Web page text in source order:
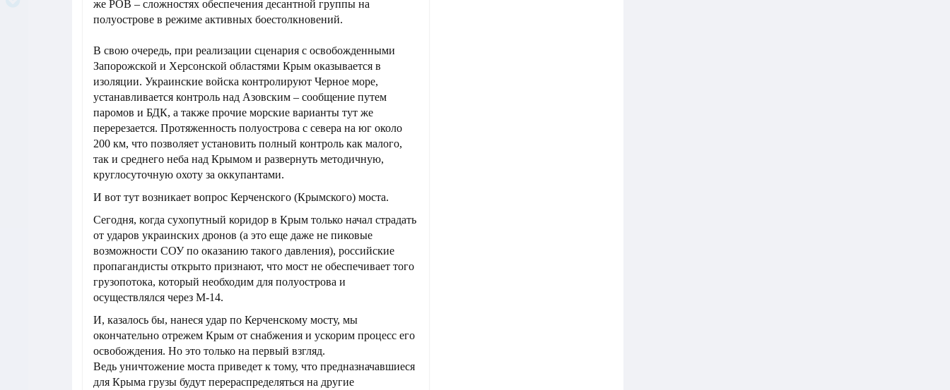
же РОВ – сложностях обеспечения десантной группы на
полуострове в режиме активных боестолкновений.
В свою очередь, при реализации сценария с освобожденными
Запорожской и Херсонской областями Крым оказывается в
изоляции. Украинские войска контролируют Черное море,
устанавливается контроль над Азовским – сообщение путем
паромов и БДК, а также прочие морские варианты тут же
перерезается. Протяженность полуострова с севера на юг около
200 км, что позволяет установить полный контроль как малого,
так и среднего неба над Крымом и развернуть методичную,
круглосуточную охоту за оккупантами.
И вот тут возникает вопрос Керченского (Крымского) моста.
Сегодня, когда сухопутный коридор в Крым только начал страдать
от ударов украинских дронов (а это еще даже не пиковые
возможности СОУ по оказанию такого давления), российские
пропагандисты открыто признают, что мост не обеспечивает того
грузопотока, который необходим для полуострова и
осуществлялся через М-14.
И, казалось бы, нанеся удар по Керченскому мосту, мы
окончательно отрежем Крым от снабжения и ускорим процесс его
освобождения. Но это только на первый взгляд.
Ведь уничтожение моста приведет к тому, что предназначавшиеся
для Крыма грузы будут перераспределяться на другие